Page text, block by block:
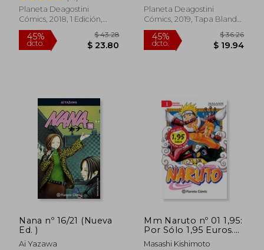
45%
dcto. $ 15.67
45%
dcto.
Planeta Deagostini
Cómics, 2018, 1 Edición,
Tapa Blanda, Nuevo
Planeta Deagostini
Cómics, 2019, Tapa Blanda,
Nuevo
Nana nº 16/21 (Nueva
Ed. )
Ai Yazawa
Mm Naruto nº 01 1,95:
Por Sólo 1,95 Euros.
Empieza tu Serie: 2
Masashi Kishimoto